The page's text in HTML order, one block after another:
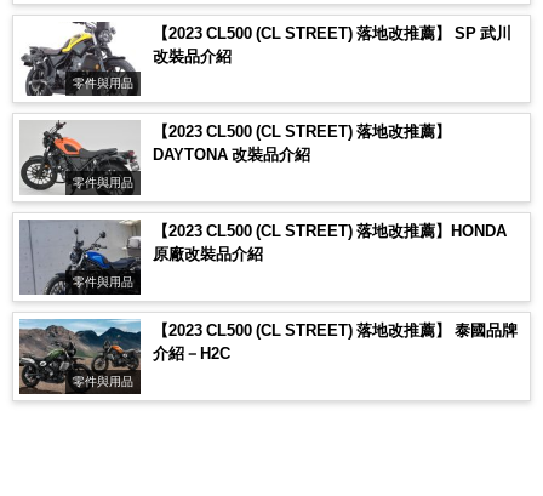
零件與用品
【2023 CL500 (CL STREET) 落地改推薦】 SP 武川
改裝品介紹
零件與用品
【2023 CL500 (CL STREET) 落地改推薦】
DAYTONA 改裝品介紹
零件與用品
【2023 CL500 (CL STREET) 落地改推薦】HONDA
原廠改裝品介紹
零件與用品
【2023 CL500 (CL STREET) 落地改推薦】 泰國品牌
介紹－H2C